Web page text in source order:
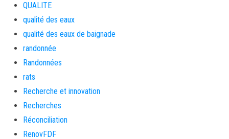
QUALITE
qualité des eaux
qualité des eaux de baignade
randonnée
Randonnées
rats
Recherche et innovation
Recherches
Réconciliation
RenovFDF